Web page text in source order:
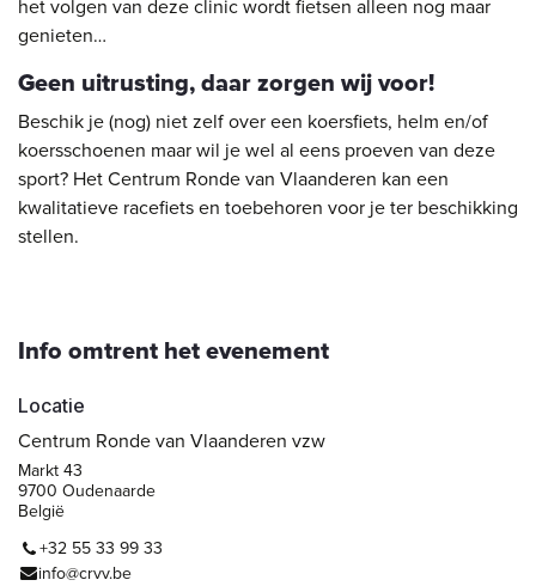
het volgen van deze clinic wordt fietsen alleen nog maar
genieten…
Geen uitrusting, daar zorgen wij voor!
Beschik je (nog) niet zelf over een koersfiets, helm en/of
koersschoenen maar wil je wel al eens proeven van deze
sport? Het Centrum Ronde van Vlaanderen kan een
kwalitatieve racefiets en toebehoren voor je ter beschikking
stellen.
Info omtrent het evenement
Locatie
Centrum Ronde van Vlaanderen vzw
Markt 43
9700 Oudenaarde
België
+32 55 33 99 33
info@crvv.be